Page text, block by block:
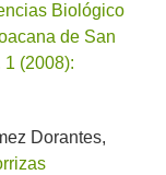
Biológico
de San
(2008):
Dorantes,